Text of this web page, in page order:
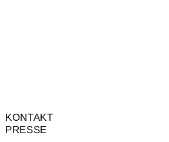
KONTAKT
PRESSE